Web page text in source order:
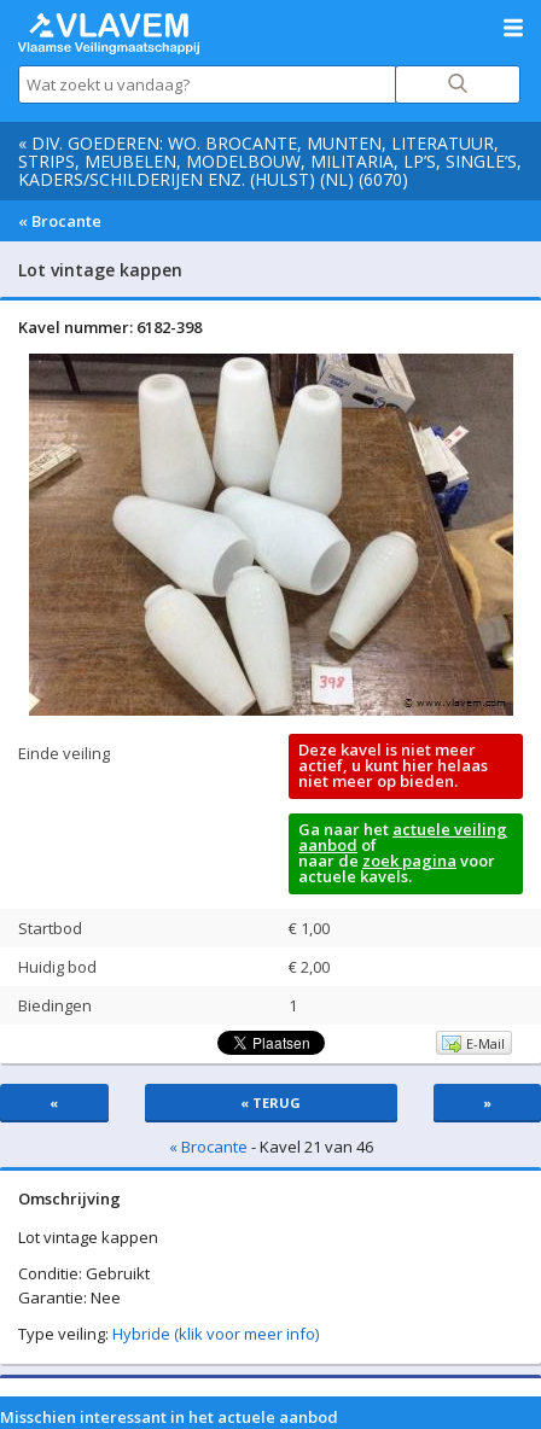
« DIV. GOEDEREN: WO. BROCANTE, MUNTEN, LITERATUUR,
STRIPS, MEUBELEN, MODELBOUW, MILITARIA, LP’S, SINGLE’S,
KADERS/SCHILDERIJEN ENZ. (HULST) (NL) (6070)
« Brocante
Lot vintage kappen
Kavel nummer: 6182-398
Einde veiling Deze kavel is niet meer
actief, u kunt hier helaas
niet meer op bieden.
Ga naar het actuele veiling
aanbod of
naar de zoek pagina voor
actuele kavels.
Startbod
€ 1,00
Huidig bod
€2,00
Biedingen
1
E-Mail
« « TERUG »
« Brocante - Kavel 21 van 46
Omschrijving
Lot vintage kappen
Conditie: Gebruikt
Garantie: Nee
Type veiling: Hybride (klik voor meer info)
Misschien interessant in het actuele aanbod